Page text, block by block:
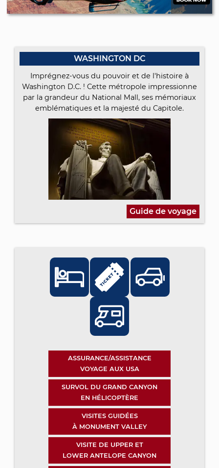
WASHINGTON DC
Imprégnez-vous du pouvoir et de l'histoire à
Washington D.C. ! Cette métropole impressionne
par la grandeur du National Mall, ses mémoriaux
emblématiques et la majesté du Capitole.
Guide de voyage
ASSURANCE/ASSISTANCE
VOYAGE AUX USA
SURVOL DU GRAND CANYON
EN HÉLICOPTÈRE
VISITES GUIDÉES
À MONUMENT VALLEY
VISITE DE UPPER ET
LOWER ANTELOPE CANYON